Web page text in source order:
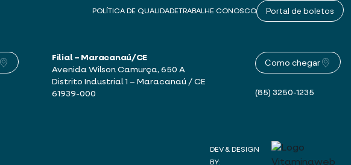
POLÍTICA DE QUALIDADETRABALHE CONOSCO Portal de boletos
Filial – Maracanaú/CE
Avenida Wilson Camurça, 650 A
Distrito Industrial 1 – Maracanaú / CE
61939-000
Como chegar
(85) 3250-1235
DEV & DESIGN
BY: